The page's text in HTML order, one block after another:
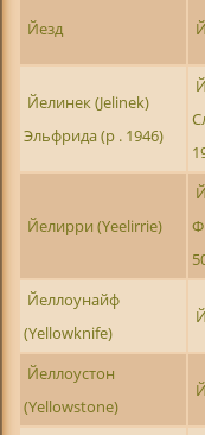
Йезд
Йелинек (Jelinek)
Эльфрида (р . 1946)
Йелирри (Yeelirrie)
Йеллоунайф
(Yellowknife)
Йеллоустон
(Yellowstone)